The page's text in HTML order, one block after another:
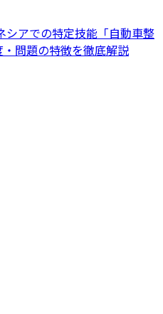
シアでの特定技能「自動車整
問題の特徴を徹底解説